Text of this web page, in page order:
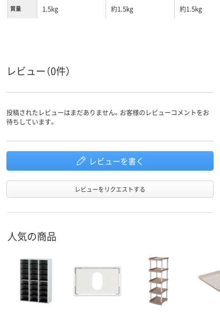
質量 1.5kg 約1.5kg 約1.5kg
レビュー（0件）
投稿されたレビューはまだありません。お客様のレビューコメントをお
待ちしています。
レビューを書く
レビューをリクエストする
人気の商品